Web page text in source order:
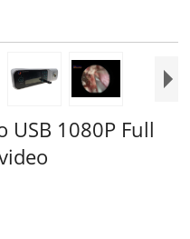
USB 1080P Full